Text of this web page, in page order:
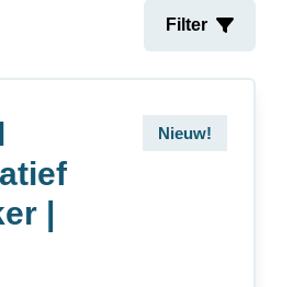
Filter
Nieuw!
|